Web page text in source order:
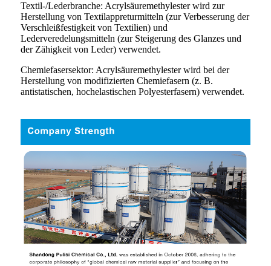
Textil-/Lederbranche: Acrylsäuremethylester wird zur
Herstellung von Textilappreturmitteln (zur Verbesserung der
Verschleißfestigkeit von Textilien) und
Lederveredelungsmitteln (zur Steigerung des Glanzes und
der Zähigkeit von Leder) verwendet.
Chemiefasersektor: Acrylsäuremethylester wird bei der
Herstellung von modifizierten Chemiefasern (z. B.
antistatischen, hochelastischen Polyesterfasern) verwendet.